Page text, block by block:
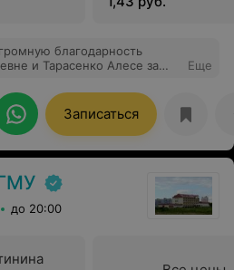
благодарность
и Тарасенко Алесе за
анестезию. Но Елена
невозможное! Дочка после
не больно), что доктору
спасибо, вы лучшие!
Еще
Записаться
до 20:00